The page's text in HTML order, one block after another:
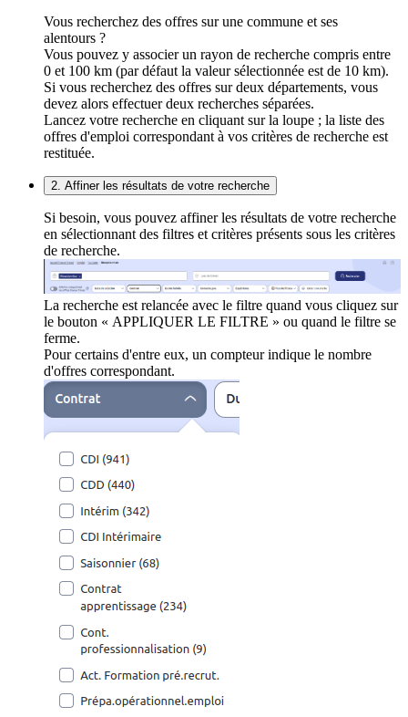
Vous recherchez des offres sur une commune et ses
alentours ?
Vous pouvez y associer un rayon de recherche compris entre
0 et 100 km (par défaut la valeur sélectionnée est de 10 km).
Si vous recherchez des offres sur deux départements, vous
devez alors effectuer deux recherches séparées.
Lancez votre recherche en cliquant sur la loupe ; la liste des
offres d'emploi correspondant à vos critères de recherche est
restituée.
2. Affiner les résultats de votre recherche
Si besoin, vous pouvez affiner les résultats de votre recherche
en sélectionnant des filtres et critères présents sous les critères
de recherche.
La recherche est relancée avec le filtre quand vous cliquez sur
le bouton « APPLIQUER LE FILTRE » ou quand le filtre se
ferme.
Pour certains d'entre eux, un compteur indique le nombre
d'offres correspondant.